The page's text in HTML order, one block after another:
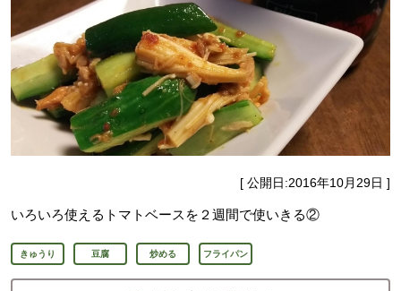
[ 公開日:2016年10月29日 ]
いろいろ使えるトマトベースを２週間で使いきる②
きゅうり 豆腐 炒める フライパン